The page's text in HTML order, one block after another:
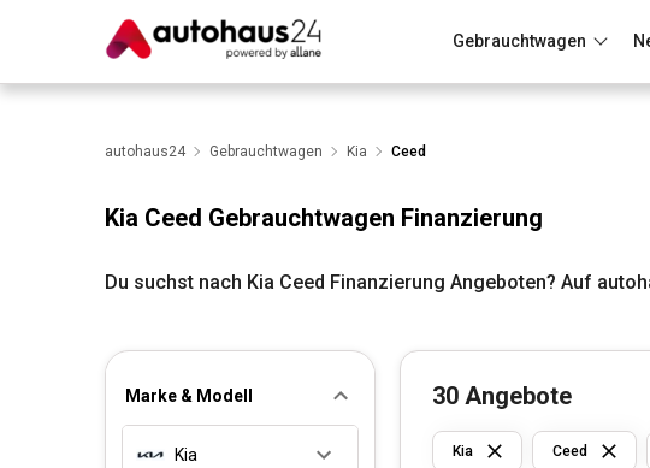
Gebrauchtwagen
Wir bewerten dein AutoRund um die Inzahlungnahme
autohaus24 Gebrauchtwagen Kia Ceed
Kia Ceed Gebrauchtwagen Finanzierung
Du suchst nach Kia Ceed Finanzierung Angeboten? Auf
Marke & Modell
Kia
30 Angebote
Kia Ceed